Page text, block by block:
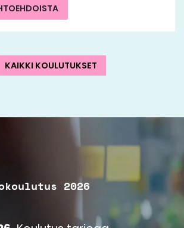
KAIKKI KOULUTUKSET
2026